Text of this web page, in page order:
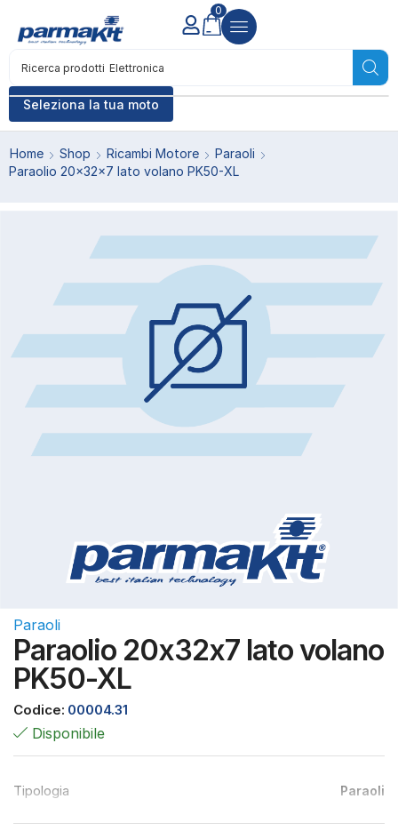
Seleziona la tua moto
Ricerca prodotti Elettronica
0
Home Shop Ricambi Motore
Paraoli
Paraolio 20x32x7 lato volano PK50-XL
Paraoli
Paraolio 20x32x7 lato volano
PK50-XL
Codice: 00004.31
Disponibile
Tipologia Paraoli